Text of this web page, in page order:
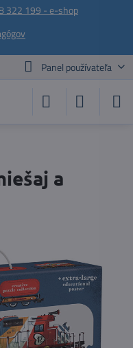
322 199 - e-shop
Panel používateľa
a